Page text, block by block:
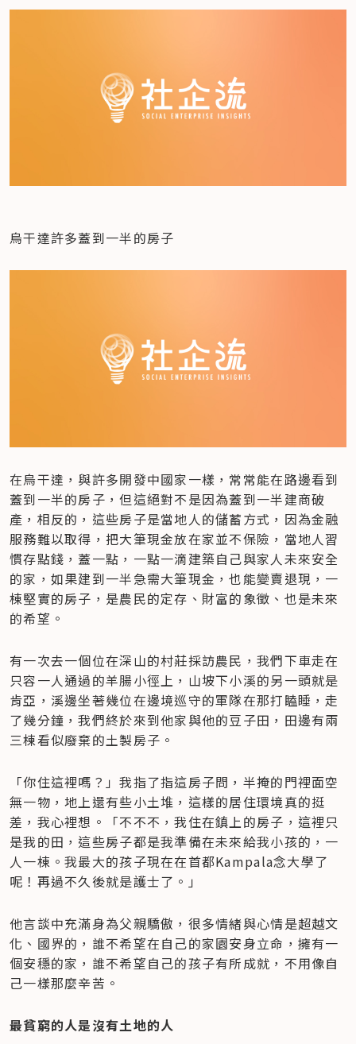
烏干達許多蓋到一半的房子
在烏干達，與許多開發中國家一樣，常常能在路邊看到
蓋到一半的房子，但這絕對不是因為蓋到一半建商破
產，相反的，這些房子是當地人的儲蓄方式，因為金融
服務難以取得，把大筆現金放在家並不保險，當地人習
慣存點錢，蓋一點，一點一滴建築自己與家人未來安全
的家，如果建到一半急需大筆現金，也能變賣退現，一
棟堅實的房子，是農民的定存、財富的象徵、也是未來
的希望。
有一次去一個位在深山的村莊採訪農民，我們下車走在
只容一人通過的羊腸小徑上，山坡下小溪的另一頭就是
肯亞，溪邊坐著幾位在邊境巡守的軍隊在那打瞌睡，走
了幾分鐘，我們終於來到他家與他的豆子田，田邊有兩
三棟看似廢棄的土製房子。
「你住這裡嗎？」我指了指這房子問，半掩的門裡面空
無一物，地上還有些小土堆，這樣的居住環境真的挺
差，我心裡想。「不不不，我住在鎮上的房子，這裡只
是我的田，這些房子都是我準備在未來給我小孩的，一
人一棟。我最大的孩子現在在首都Kampala念大學了
呢！再過不久後就是護士了。」
他言談中充滿身為父親驕傲，很多情緒與心情是超越文
化、國界的，誰不希望在自己的家園安身立命，擁有一
個安穩的家，誰不希望自己的孩子有所成就，不用像自
己一樣那麼辛苦。
最貧窮的人是沒有土地的人